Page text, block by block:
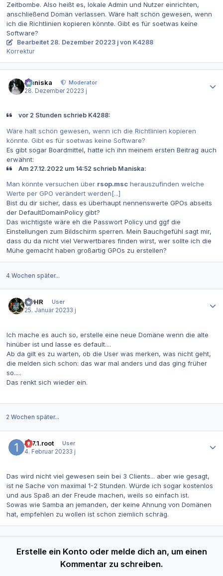
Zeitbombe. Also heißt es, lokale Admin und Nutzer einrichten,
anschließend Domän verlassen. Wäre halt schön gewesen, wenn
ich die Richtlinien kopieren könnte. Gibt es für soetwas keine
Software?
Bearbeitet 28. Dezember 20223 j von K4288
Korrektur
Maniska
Moderator
28. Dezember 20223 j
vor 2 Stunden schrieb K4288:
Wäre halt schön gewesen, wenn ich die Richtlinien kopieren
könnte. Gibt es für soetwas keine Software?
Es gibt sogar Boardmittel, hatte ich ihn meinem ersten Beitrag auch
erwähnt:
Am 27.12.2022 um 14:52 schrieb Maniska:
Man könnte versuchen über rsop.msc herauszufinden welche
Werte per GPO verändert werden[...]
Bist du dir sicher, dass es überhaupt nennenswerte GPOs abseits
der DefaultDomainPolicy gibt?
Das wichtigste wäre eh die Passwort Policy und ggf die
Einstellungen zum Bildschirm sperren. Mein Bauchgefühl sagt mir,
dass du da nicht viel Verwertbares finden wirst, wer sollte ich die
Mühe gemacht haben großartig GPOs zu erstellen?
4 Wochen später...
DOHR
User
25. Januar 20233 j
Ich mache es auch so, erstelle eine neue Domäne wenn die alte
hinüber ist und lasse es default....
Ab da gilt es zu warten, ob die User was merken, was nicht geht,
die melden sich schon: das war mal anders und das ging früher
so.....
Das renkt sich wieder ein.
2 Wochen später...
127.1.root
User
4. Februar 20233 j
Das wird nicht viel gewesen sein bei 3 Clients... aber wie gesagt,
ist ne Sache von maximal 1-2 Stunden. Würde ich sogar kostenlos
und aus Spaß an der Freude machen, weils so einfach ist.
Sowas wie Samba an jemanden, der keine Ahnung von Domänen
hat, empfehlen zu wollen ist schon ziemlich schräg.
Erstelle ein Konto oder melde dich an, um einen
Kommentar zu schreiben.